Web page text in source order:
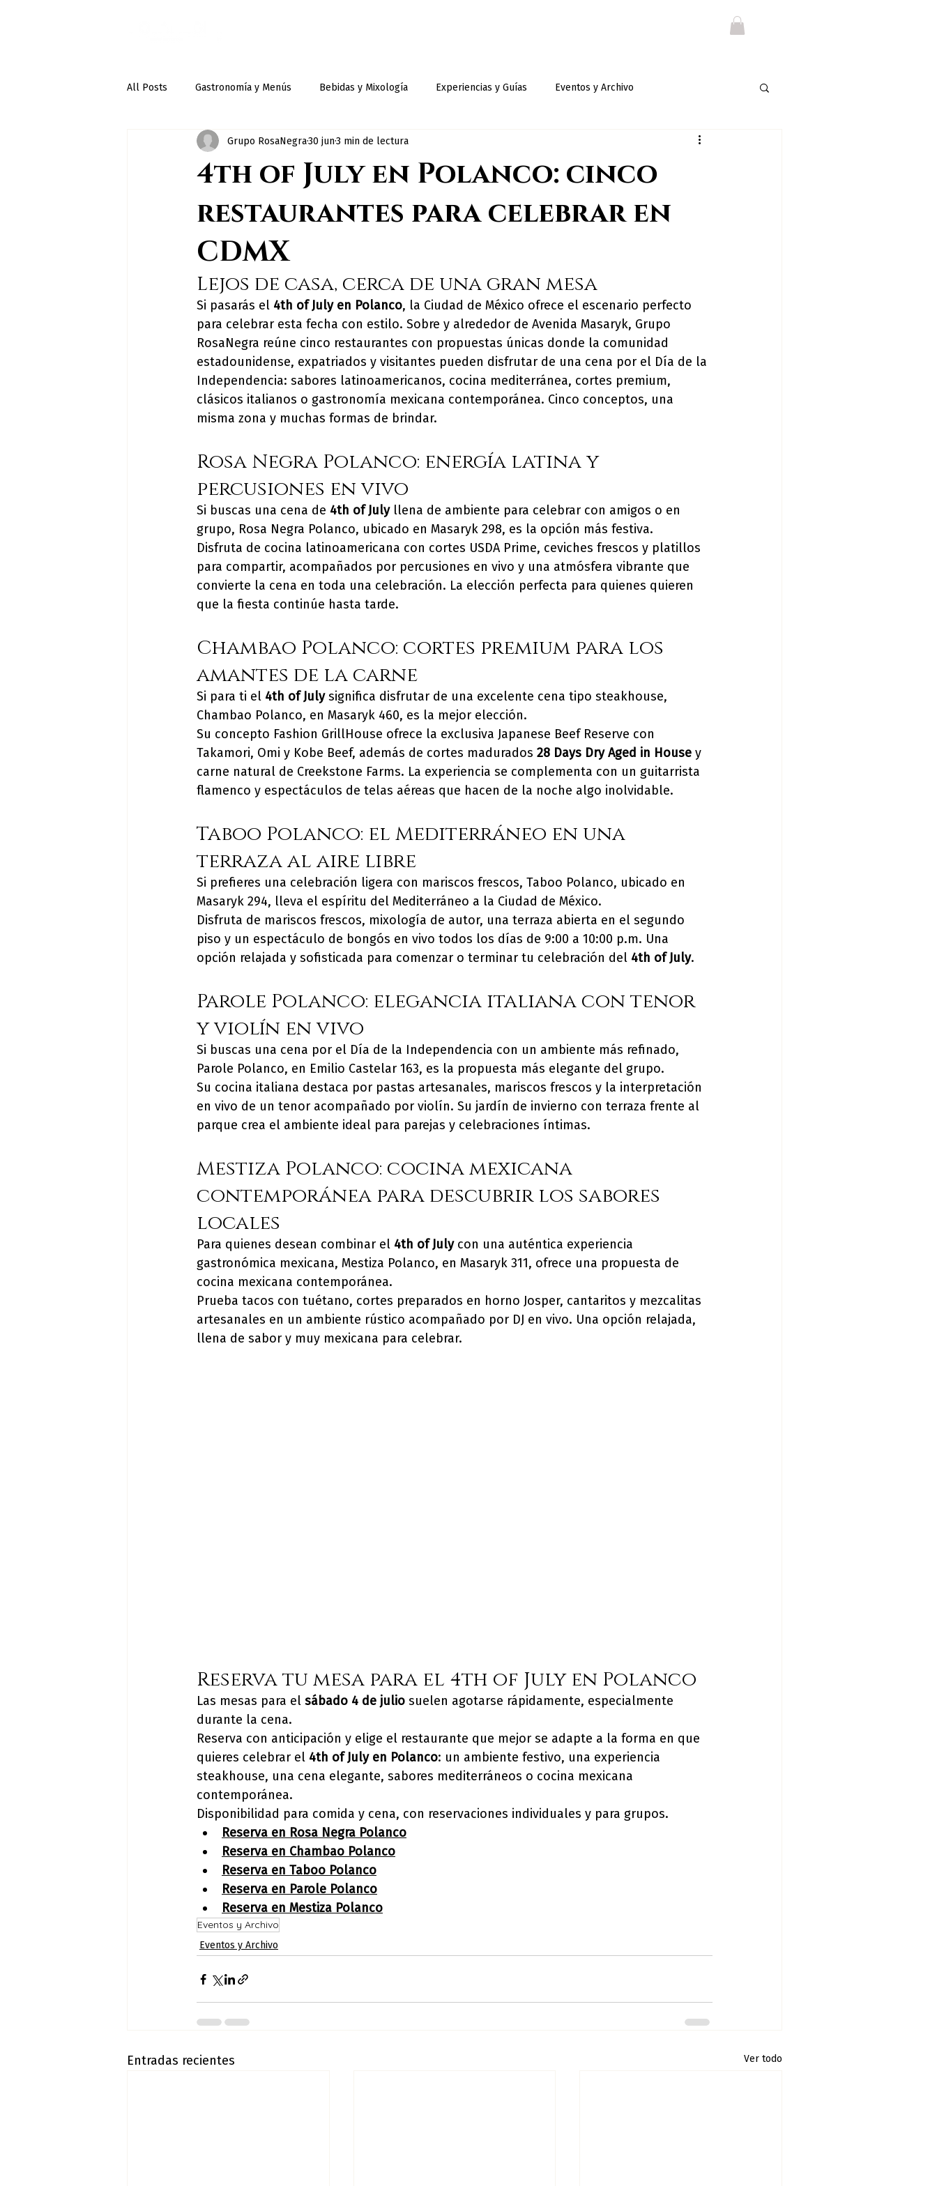
All Posts Gastronomía y Menús Bebidas y Mixología Experiencias y Guías Eventos y Archivo
4th of July en Polanco: cinco
restaurantes para celebrar en
CDMX
Grupo RosaNegra30 jun3 min de lectura
Lejos de casa, cerca de una gran mesa
Si pasarás el 4th of July en Polanco, la Ciudad de México ofrece el escenario perfecto
para celebrar esta fecha con estilo. Sobre y alrededor de Avenida Masaryk, Grupo
RosaNegra reúne cinco restaurantes con propuestas únicas donde la comunidad
estadounidense, expatriados y visitantes pueden disfrutar de una cena por el Día de la
Independencia: sabores latinoamericanos, cocina mediterránea, cortes premium,
clásicos italianos o gastronomía mexicana contemporánea. Cinco conceptos, una
misma zona y muchas formas de brindar.
Rosa Negra Polanco: energía latina y
percusiones en vivo
Si buscas una cena de 4th of July llena de ambiente para celebrar con amigos o en
grupo, Rosa Negra Polanco, ubicado en Masaryk 298, es la opción más festiva.
Disfruta de cocina latinoamericana con cortes USDA Prime, ceviches frescos y platillos
para compartir, acompañados por percusiones en vivo y una atmósfera vibrante que
convierte la cena en toda una celebración. La elección perfecta para quienes quieren
que la fiesta continúe hasta tarde.
Chambao Polanco: cortes premium para los
amantes de la carne
Si para ti el 4th of July significa disfrutar de una excelente cena tipo steakhouse,
Chambao Polanco, en Masaryk 460, es la mejor elección.
Su concepto Fashion GrillHouse ofrece la exclusiva Japanese Beef Reserve con
Takamori, Omi y Kobe Beef, además de cortes madurados 28 Days Dry Aged in House y
carne natural de Creekstone Farms. La experiencia se complementa con un guitarrista
flamenco y espectáculos de telas aéreas que hacen de la noche algo inolvidable.
Taboo Polanco: el Mediterráneo en una
terraza al aire libre
Si prefieres una celebración ligera con mariscos frescos, Taboo Polanco, ubicado en
Masaryk 294, lleva el espíritu del Mediterráneo a la Ciudad de México.
Disfruta de mariscos frescos, mixología de autor, una terraza abierta en el segundo
piso y un espectáculo de bongós en vivo todos los días de 9:00 a 10:00 p.m. Una
opción relajada y sofisticada para comenzar o terminar tu celebración del 4th of July.
Parole Polanco: elegancia italiana con tenor
y violín en vivo
Si buscas una cena por el Día de la Independencia con un ambiente más refinado,
Parole Polanco, en Emilio Castelar 163, es la propuesta más elegante del grupo.
Su cocina italiana destaca por pastas artesanales, mariscos frescos y la interpretación
en vivo de un tenor acompañado por violín. Su jardín de invierno con terraza frente al
parque crea el ambiente ideal para parejas y celebraciones íntimas.
Mestiza Polanco: cocina mexicana
contemporánea para descubrir los sabores
locales
Para quienes desean combinar el 4th of July con una auténtica experiencia
gastronómica mexicana, Mestiza Polanco, en Masaryk 311, ofrece una propuesta de
cocina mexicana contemporánea.
Prueba tacos con tuétano, cortes preparados en horno Josper, cantaritos y mezcalitas
artesanales en un ambiente rústico acompañado por DJ en vivo. Una opción relajada,
llena de sabor y muy mexicana para celebrar.
Reserva tu mesa para el 4th of July en Polanco
Las mesas para el sábado 4 de julio suelen agotarse rápidamente, especialmente
durante la cena.
Reserva con anticipación y elige el restaurante que mejor se adapte a la forma en que
quieres celebrar el 4th of July en Polanco: un ambiente festivo, una experiencia
steakhouse, una cena elegante, sabores mediterráneos o cocina mexicana
contemporánea.
Disponibilidad para comida y cena, con reservaciones individuales y para grupos.
Reserva en Rosa Negra Polanco
Reserva en Chambao Polanco
Reserva en Taboo Polanco
Reserva en Parole Polanco
Reserva en Mestiza Polanco
Eventos y Archivo
Eventos y Archivo
Entradas recientes Ver todo